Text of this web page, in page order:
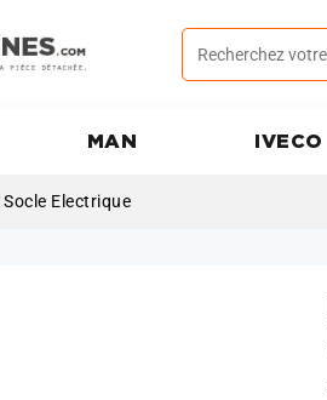
MAN IVECO
Socle Electrique